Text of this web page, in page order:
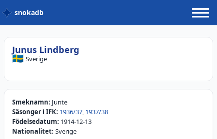
snokadb
Junus Lindberg
🇸🇪 Sverige
Smeknamn: Junte
Säsonger i IFK: 1936/37, 1937/38
Födelsedatum: 1914-12-13
Nationalitet: Sverige